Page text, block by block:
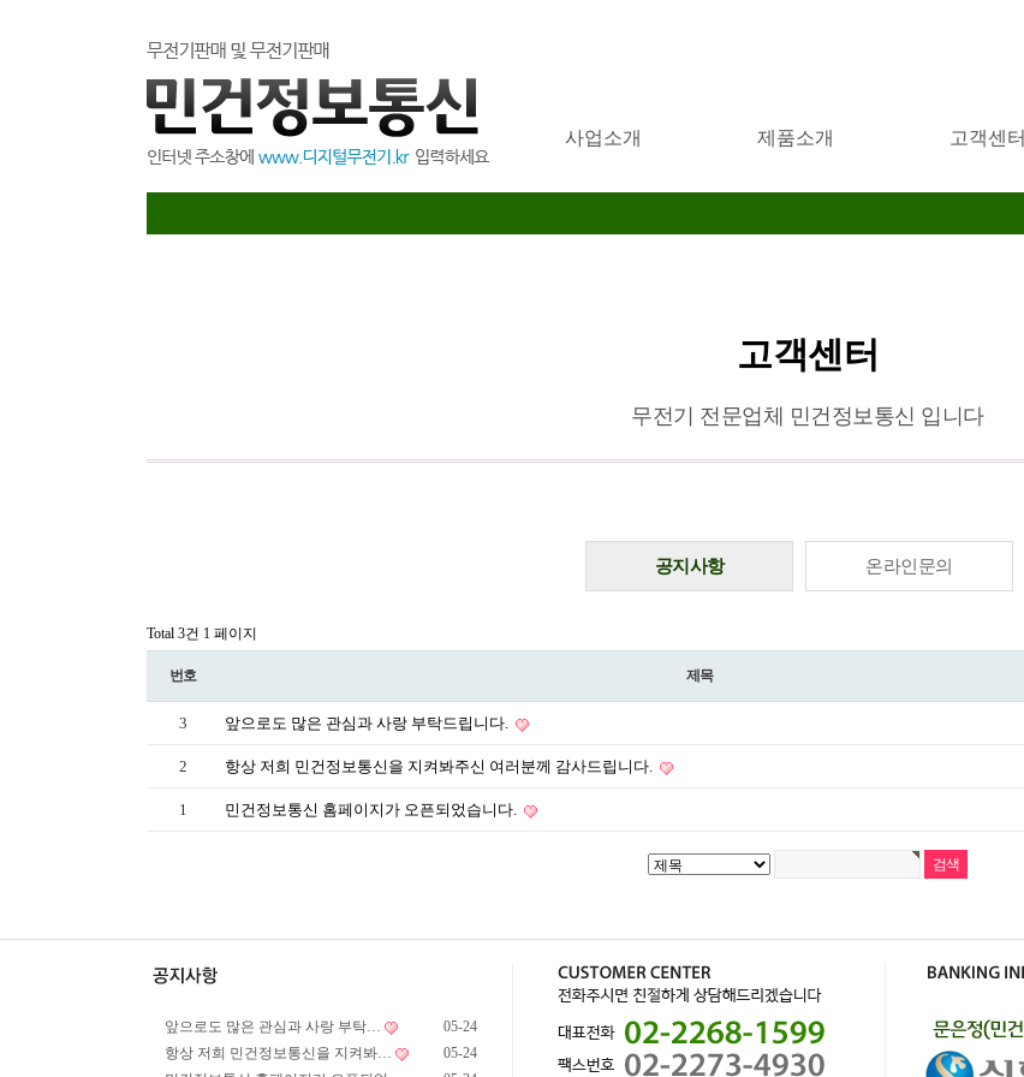
사업소개 제품소개 고객센터
고객센터
무전기 전문업체 민건정보통신 입니다
공지사항 온라인문의
Total 3건 1 페이지
번호 제목
3 앞으로도 많은 관심과 사랑 부탁드립니다.
2 항상 저희 민건정보통신을 지켜봐주신 여러분께 감사드립니다.
1 민건정보통신 홈페이지가 오픈되었습니다.
앞으로도 많은 관심과 사랑 부탁…
05-24
항상 저희 민건정보통신을 지켜봐…
05-24